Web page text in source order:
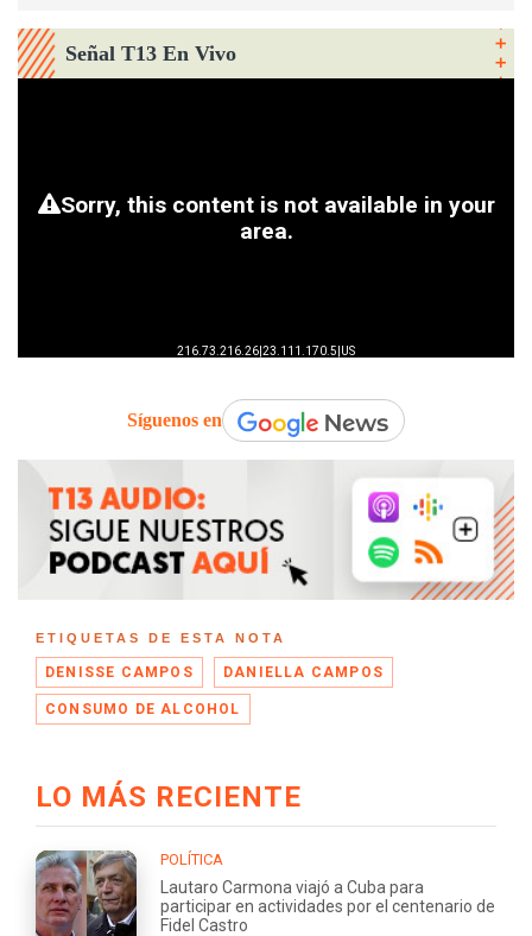
Señal T13 En Vivo
Síguenos en
ETIQUETAS DE ESTA NOTA
DENISSE CAMPOS DANIELLA CAMPOS
CONSUMO DE ALCOHOL
LO MÁS RECIENTE
POLÍTICA
Lautaro Carmona viajó a Cuba para
participar en actividades por el centenario de
Fidel Castro